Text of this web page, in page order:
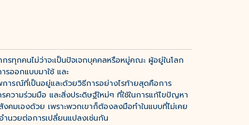
รทุกคนไม่ว่าจะเป็นปัจเจกบุคคลหรือหมู่คณะ ผู้อยู่ในโลก
ออกแบบมาใช้ และ
ารณ์ที่เป็นอยู่และด้วยวิธีการอย่างไรท้ายสุดคือการ
วามร่วมมือ และสิ่งประดิษฐ์ใหม่ๆ ที่ใช้ในการแก้ไขปัญหา
มเองด้วย เพราะพวกเขาก็ต้องลงมือทำในแบบที่ไม่เคย
ำนวยต่อการเปลี่ยนแปลงเช่นกัน